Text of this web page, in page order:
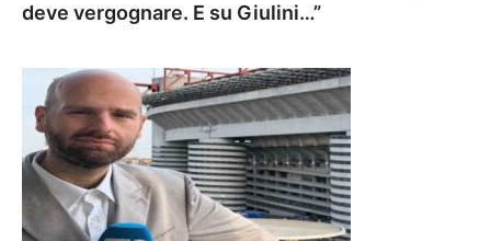
deve vergognare. E su Giulini…”